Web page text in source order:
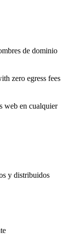
de dominio
zero egress fees
web en cualquier
y distribuidos